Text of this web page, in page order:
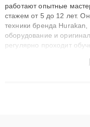
работают опытные
стажем от 5 до 12 лет.
техники бренда
оборудование и
регулярно проходит
технику с сохранением